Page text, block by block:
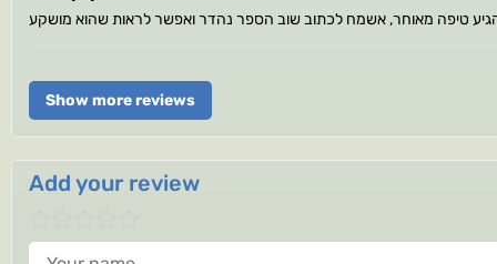
Show more reviews
Add your review
Your name